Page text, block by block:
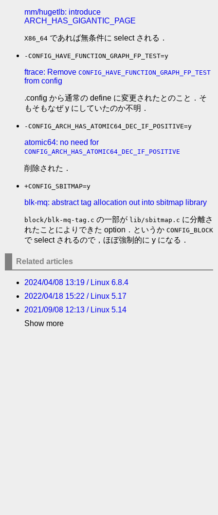
mm/hugetlb: introduce
ARCH_HAS_GIGANTIC_PAGE
X86_64 であれば無条件に select される．
-CONFIG_HAVE_FUNCTION_GRAPH_FP_TEST=y
ftrace: Remove CONFIG_HAVE_FUNCTION_GRAPH_FP_TEST
from config
.config から通常の define に変更されたとのこと．そ
もそもなぜ y にしていたのか不明．
-CONFIG_ARCH_HAS_ATOMIC64_DEC_IF_POSITIVE=y
atomic64: no need for
CONFIG_ARCH_HAS_ATOMIC64_DEC_IF_POSITIVE
削除された．
+CONFIG_SBITMAP=y
blk-mq: abstract tag allocation out into sbitmap library
block/blk-mq-tag.c の一部が lib/sbitmap.c に分離さ
れたことによりできた option．というか CONFIG_BLOCK
で select されるので，ほぼ強制的に y になる．
Related articles
2024/04/08 13:19 / Linux 6.8.4
2022/04/18 15:22 / Linux 5.17
2021/09/08 12:13 / Linux 5.14
Show more